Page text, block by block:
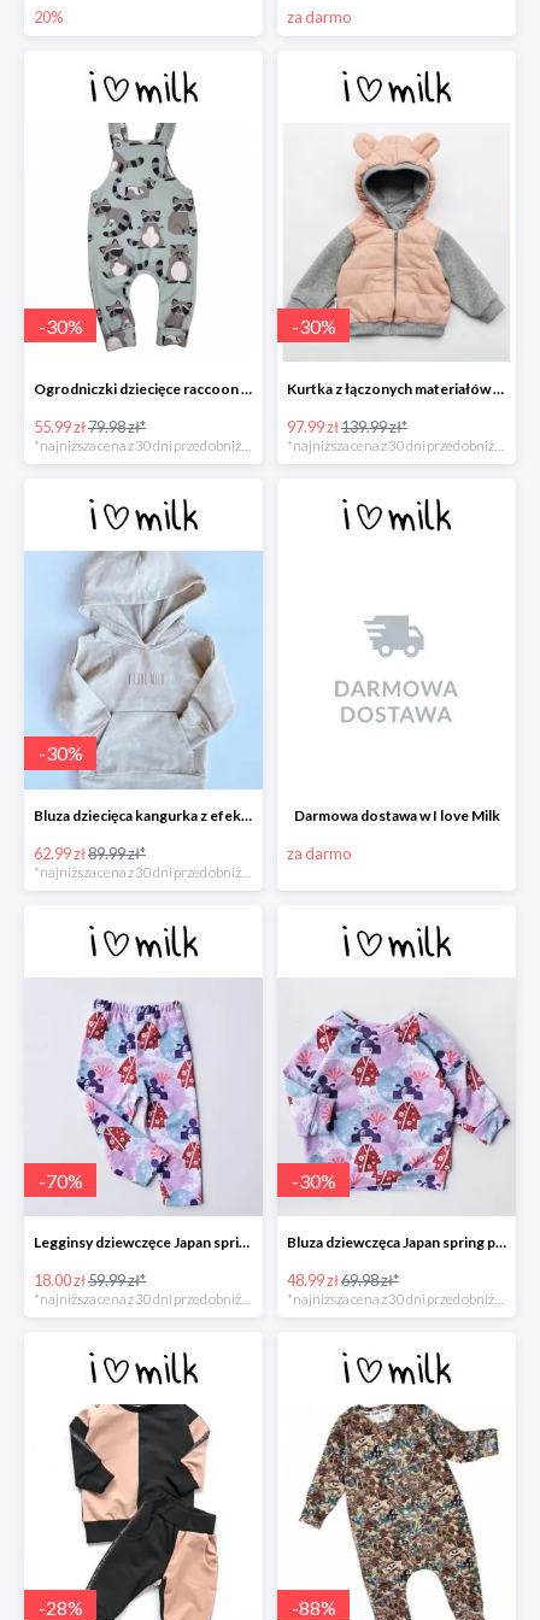
20% za darmo
-30%
Ogrodniczki dziecięce raccoon print -30%
55.99 zł79.98 zł*
-30%
Kurtka z łączonych materiałów -30%
97.99 zł139.99 zł*
-30%
Bluza dziecięca kangurka z efektem sprania -30%
62.99 zł89.99 zł*
*najniższa cena z 30 dni przed obniżką
Darmowa dostawa w I love Milk
za darmo
-70%
Legginsy dziewczęce Japan spring print -70%
18.00 zł59.99 zł*
*najniższa cena z 30 dni przed obniżką
-30%
Bluza dziewczęca Japan spring print -30%
48.99 zł69.98 zł*
*najniższa cena z 30 dni przed obniżką
-28% -88%